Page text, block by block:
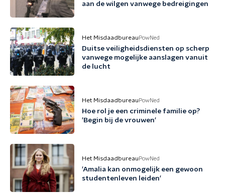
aan de wilgen vanwege bedreigingen
Het Misdaadbureau PowNed
Duitse veiligheidsdiensten op scherp
vanwege mogelijke aanslagen vanuit
de lucht
Het Misdaadbureau PowNed
Hoe rol je een criminele familie op?
'Begin bij de vrouwen'
Het Misdaadbureau PowNed
'Amalia kan onmogelijk een gewoon
studentenleven leiden'